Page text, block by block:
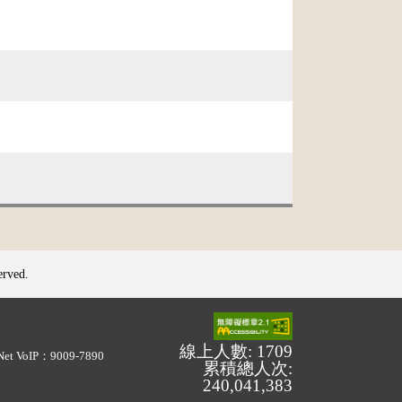
VoIP：9009-7890
線上人數: 1709
累積總人次:
240,041,383